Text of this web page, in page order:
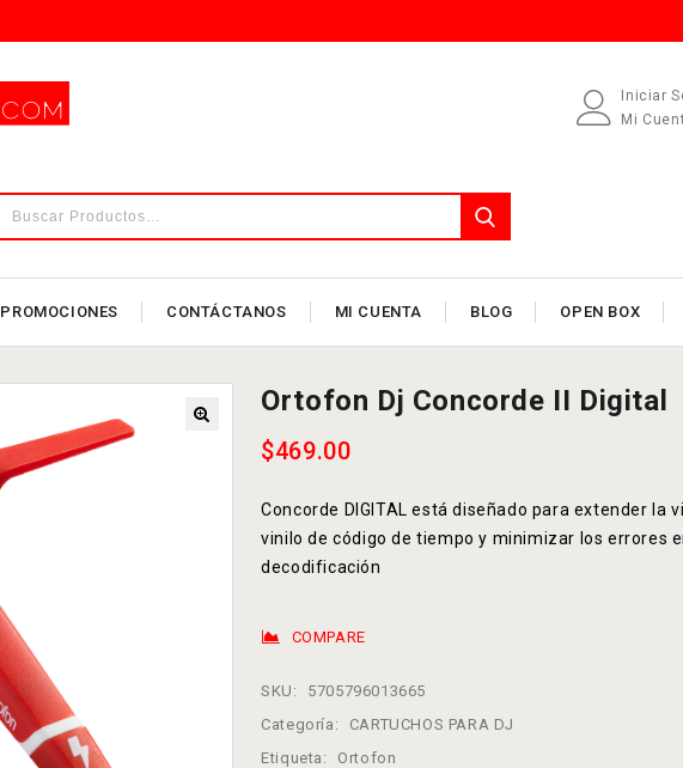
Iniciar
Mi
PROMOCIONES CONTÁCTANOS MI CUENTA BLOG OPEN BOX
Ortofon Dj Concorde II Digital
$469.00
Concorde DIGITAL está diseñado para extender la
vinilo de código de tiempo y minimizar los errores
decodificación
COMPARE
SKU:
5705796013665
Categoría:
CARTUCHOS PARA DJ
Etiqueta:
Ortofon